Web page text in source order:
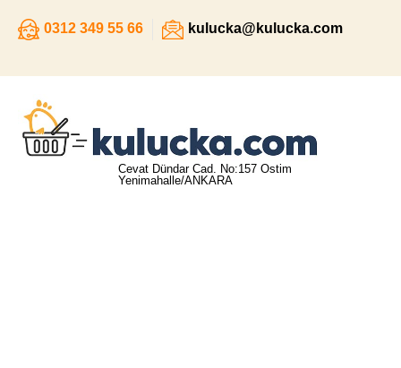
0312 349 55 66 kulucka@kulucka.com
Cevat Dündar Cad. No:157 Ostim
Yenimahalle/ANKARA